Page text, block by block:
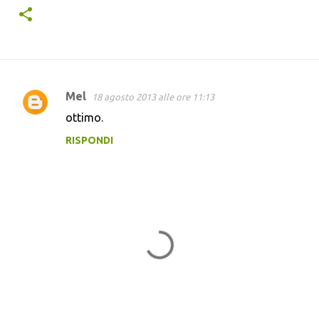
C
Mel 18 agosto 2013 alle ore 11:13
ottimo.
RISPONDI